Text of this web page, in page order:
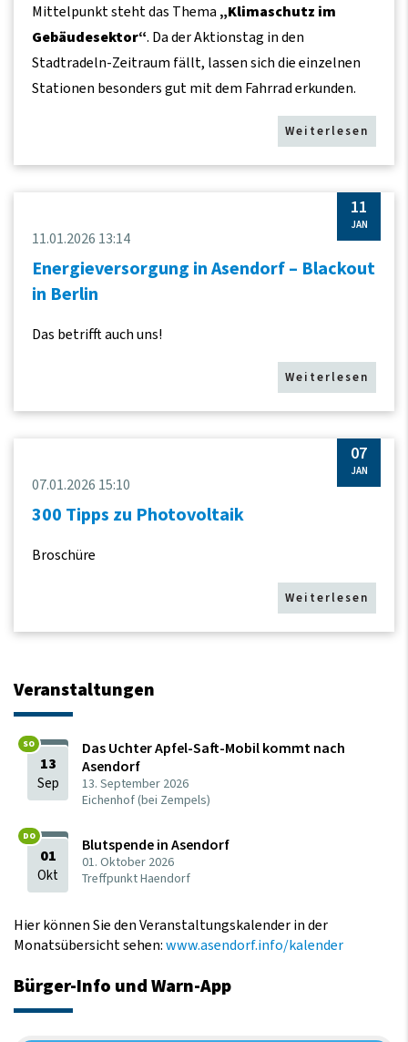
Mittelpunkt steht das Thema „Klimaschutz im
Gebäudesektor“. Da der Aktionstag in den
Stadtradeln-Zeitraum fällt, lassen sich die einzelnen
Stationen besonders gut mit dem Fahrrad erkunden.
Weiterlesen
11
JAN
11.01.2026 13:14
Energieversorgung in Asendorf – Blackout
in Berlin
Das betrifft auch uns!
Weiterlesen
07
JAN
07.01.2026 15:10
300 Tipps zu Photovoltaik
Broschüre
Weiterlesen
Veranstaltungen
13
Sep
Das Uchter Apfel-Saft-Mobil kommt nach
Asendorf
13. September 2026
Eichenhof (bei Zempels)
01
Okt
Blutspende in Asendorf
01. Oktober 2026
Treffpunkt Haendorf
Hier können Sie den Veranstaltungskalender in der
Monatsübersicht sehen:www.asendorf.info/kalender
Bürger-Info und Warn-App